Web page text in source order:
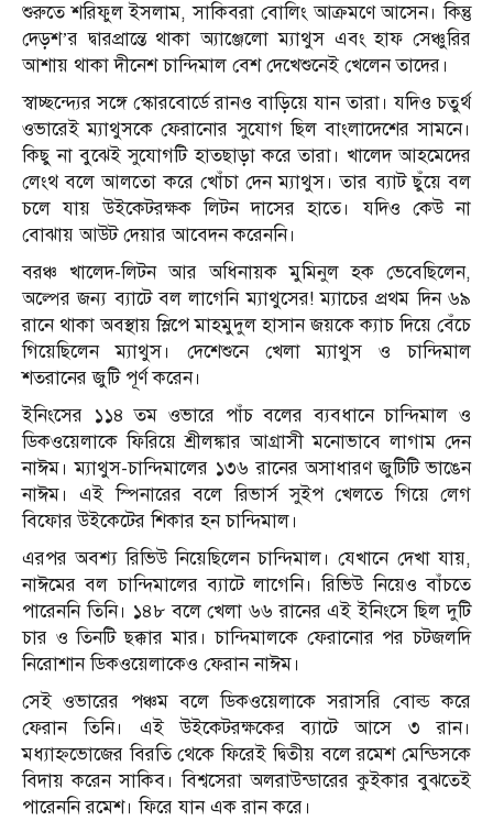
শুরুতে শরিফুল ইসলাম, সাকিবরা বোলিং আক্রমণে আসেন। কিন্তু
দেড়শ’র দ্বারপ্রান্তে থাকা অ্যাঞ্জেলো ম্যাথুস এবং হাফ সেঞ্চুরির
আশায় থাকা দীনেশ চান্দিমাল বেশ দেখেশুনেই খেলেন তাদের।
স্বাচ্ছন্দ্যের সঙ্গে স্কোরবোর্ডে রানও বাড়িয়ে যান তারা। যদিও চতুর্থ
ওভারেই ম্যাথুসকে ফেরানোর সুযোগ ছিল বাংলাদেশের সামনে।
কিছু না বুঝেই সুযোগটি হাতছাড়া করে তারা। খালেদ আহমেদের
লেংথ বলে আলতো করে খোঁচা দেন ম্যাথুস। তার ব্যাট ছুঁয়ে বল
চলে যায় উইকেটরক্ষক লিটন দাসের হাতে। যদিও কেউ না
বোঝায় আউট দেয়ার আবেদন করেননি।
বরঞ্চ খালেদ-লিটন আর অধিনায়ক মুমিনুল হক ভেবেছিলেন,
অল্পের জন্য ব্যাটে বল লাগেনি ম্যাথুসের! ম্যাচের প্রথম দিন ৬৯
রানে থাকা অবস্থায় স্লিপে মাহমুদুল হাসান জয়কে ক‍্যাচ দিয়ে বেঁচে
গিয়েছিলেন ম্যাথুস। দেশেশুনে খেলা ম্যাথুস ও চান্দিমাল
শতরানের জুটি পূর্ণ করেন।
ইনিংসের ১১৪ তম ওভারে পাঁচ বলের ব্যবধানে চান্দিমাল ও
ডিকওয়েলাকে ফিরিয়ে শ্রীলঙ্কার আগ্রাসী মনোভাবে লাগাম দেন
নাঈম। ম্যাথুস-চান্দিমালের ১৩৬ রানের অসাধারণ জুটিটি ভাঙেন
নাঈম। এই স্পিনারের বলে রিভার্স সুইপ খেলতে গিয়ে লেগ
বিফোর উইকেটের শিকার হন চান্দিমাল।
এরপর অবশ্য রিভিউ নিয়েছিলেন চান্দিমাল। যেখানে দেখা যায়,
নাঈমের বল চান্দিমালের ব্যাটে লাগেনি। রিভিউ নিয়েও বাঁচতে
পারেননি তিনি। ১৪৮ বলে খেলা ৬৬ রানের এই ইনিংসে ছিল দুটি
চার ও তিনটি ছক্কার মার। চান্দিমালকে ফেরানোর পর চটজলদি
নিরোশান ডিকওয়েলাকেও ফেরান নাঈম।
সেই ওভারের পঞ্চম বলে ডিকওয়েলাকে সরাসরি বোল্ড করে
ফেরান তিনি। এই উইকেটরক্ষকের ব্যাটে আসে ৩ রান।
মধ্যাহ্নভোজের বিরতি থেকে ফিরেই দ্বিতীয় বলে রমেশ মেন্ডিসকে
বিদায় করেন সাকিব। বিশ্বসেরা অলরাউন্ডারের কুইকার বুঝতেই
পারেননি রমেশ। ফিরে যান এক রান করে।